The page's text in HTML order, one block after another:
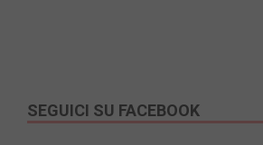
SEGUICI SU FACEBOOK